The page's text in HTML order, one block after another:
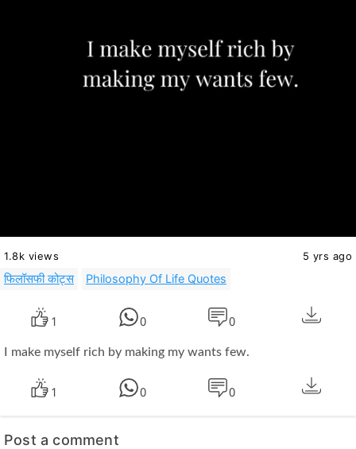
1.8k views 5 yrs ago
फिलॉसफी कोट्स Philosophy Of Life Quotes
1 0 0
I make myself rich by making my wants few.
1 0 0
Post a comment